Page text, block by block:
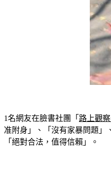
1名網友在臉書社團「 路上觀
准附身」、「沒有家暴問題」
「絕對合法，值得信賴」。